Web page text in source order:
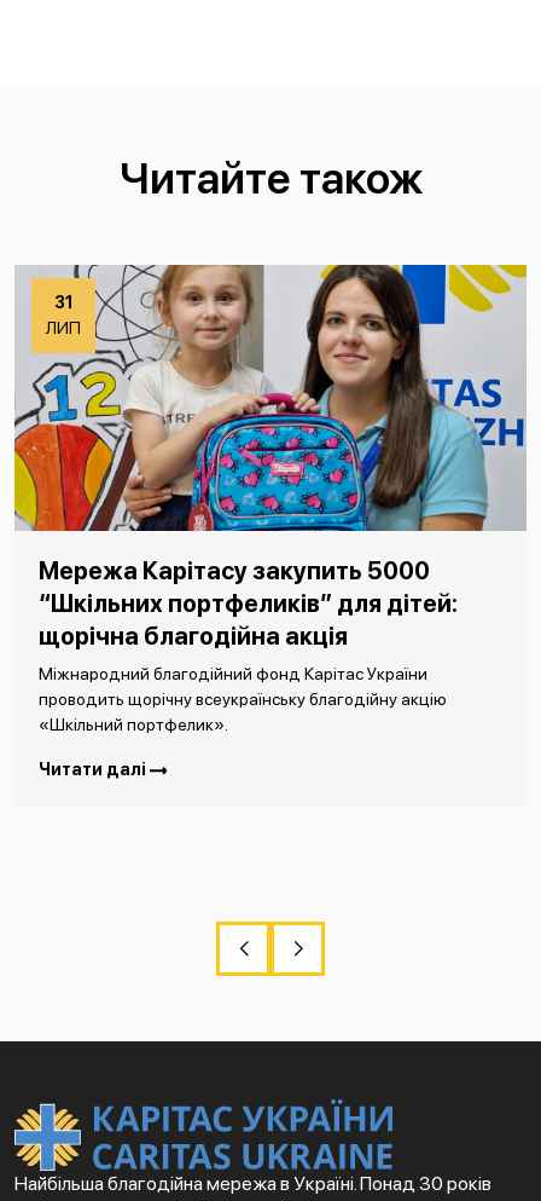
Читайте також
31
ЛИП
Мережа Карітасу закупить 5000
“Шкільних портфеликів” для дітей:
щорічна благодійна акція
Міжнародний благодійний фонд Карітас України
проводить щорічну всеукраїнську благодійну акцію
«Шкільний портфелик».
Читати далі
Найбільша благодійна мережа в Україні. Понад 30 років